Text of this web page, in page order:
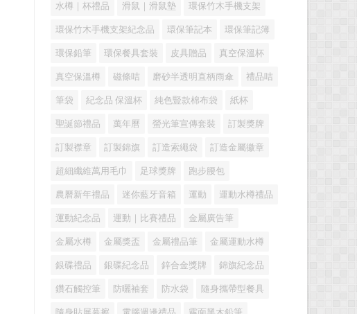
水樽｜杯禮品 滑鼠｜滑鼠墊 環保竹木手機支架
環保竹木手機支架紀念品 環保筆記本 環保筆記簿
環保鉛筆 環保餐具套裝 皮具贈品 真空保溫杯
真空保溫樽 磁條咭 磨砂半透明直柄雨傘 禮品咭
筆袋 紀念品 保溫杯 純色豎款棉布袋 紙杯
聖誕節禮品 萬年曆 螢光筆宣傳套裝 訂製獎牌
訂製襟章 訂製錦旗 訂造索繩袋 訂造金屬徽章
超細纖維萬用毛巾 足球獎牌 跑步腰包
農曆新年禮品 迷你藍牙音箱 運動 運動水樽禮品
運動紀念品 運動｜比賽禮品 金屬廣告筆
金屬水樽 金屬獎盃 金屬禮品筆 金屬運動水樽
銀碟禮品 銀碟紀念品 鋅合金獎牌 錦旗紀念品
鑽石觸控筆 防曬袖套 防水袋 隨身攜帶型餐具